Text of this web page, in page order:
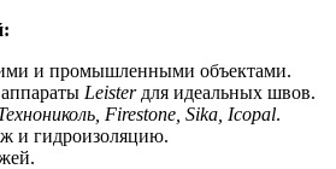
и промышленными объектами.
Leisterдля идеальных швов.
Firestone, Sika, Icopal.
и гидроизоляцию.